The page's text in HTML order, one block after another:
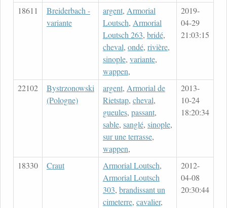
18611
Breiderbach -
variante
argent, Armorial
Loutsch, Armorial
Loutsch 263, bridé,
cheval, ondé, rivière,
sinople, variante,
wappen,
2019-
04-29
21:03:15
22102
Bystrzonowski
(Pologne)
argent, Armorial de
Rietstap, cheval,
gueules, passant,
sable, sanglé, sinople,
sur une terrasse,
wappen,
2013-
10-24
18:20:34
18330 Craut Armorial Loutsch,
Armorial Loutsch
303, brandissant un
cimeterre, cavalier,
2012-
04-08
20:30:44